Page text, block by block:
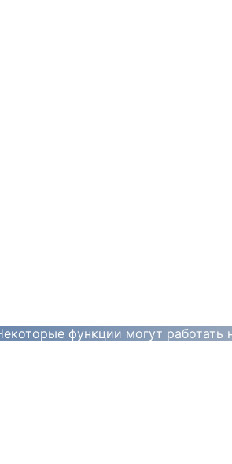
функции могут работать